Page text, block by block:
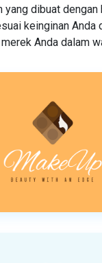
yang dibuat
keinginan Anda
Anda dalam